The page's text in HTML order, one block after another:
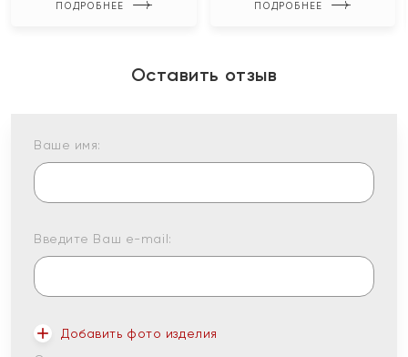
ПОДРОБНЕЕ ПОДРОБНЕЕ
Оставить отзыв
Ваше имя:
Введите Ваш e-mail:
Добавить фото изделия